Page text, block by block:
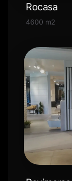
Rocasa
4600 m2